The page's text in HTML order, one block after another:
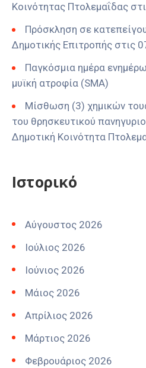
Κοινότητας Πτολεμαΐδας
Πρόσκληση σε
Δημοτικής Επιτροπής στις
Παγκόσμια ημέρα
μυϊκή ατροφία (SMA)
Μίσθωση (3) χημικών
του θρησκευτικού
Δημοτική Κοινότητα
Ιστορικό
Αύγουστος 2026
Ιούλιος 2026
Ιούνιος 2026
Μάιος 2026
Απρίλιος 2026
Μάρτιος 2026
Φεβρουάριος 2026